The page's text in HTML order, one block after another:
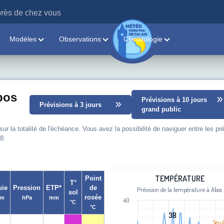
de chez vous
Modèles Observations Climatologie
Prévisions à 3 jours
Prévisions à 10 jours
grand public
la totalité de l'échéance. Vous avez la possibilité de naviguer entre les
Pression
hPa
ETP*
mm
T°
sol
°C
Point
de
rosée
°C
Line chart with 101 data points.
Prévision de la température à Abos
View as data table, Température
TEMPÉRATURE
Prévision de la température à Abos
38
38
40